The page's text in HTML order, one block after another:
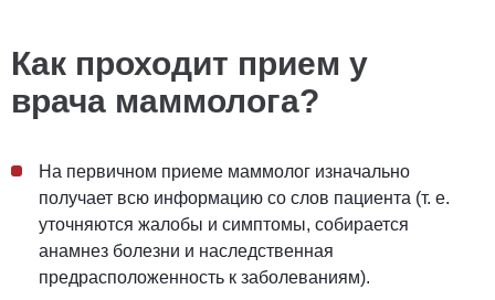
Как проходит прием у
врача маммолога?
На первичном приеме маммолог изначально
получает всю информацию со слов пациента (т. е.
уточняются жалобы и симптомы, собирается
анамнез болезни и наследственная
предрасположенность к заболеваниям).